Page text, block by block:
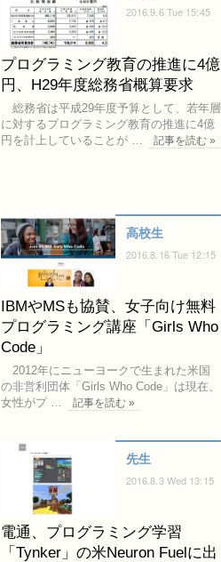
2016.9.6 Tue 15:45
プログラミング教育の推進に4億
円、H29年度総務省概算要求
総務省は平成29年度予算として、若年層
に対するプログラミング教育の推進に4億
円を計上していることが …
記事を読む »
高校生
2016.8.16 Tue 12:15
IBMやMSも協賛、女子向け無料
プログラミング講座「Girls Who
Code」
2012年にニューヨークで生まれた米国
の非営利団体「Girls Who Code」は現在、
女性がプ …
記事を読む »
先生
2016.8.3 Wed 13:15
電通、プログラミング学習
「Tynker」の米Neuron Fuelに出